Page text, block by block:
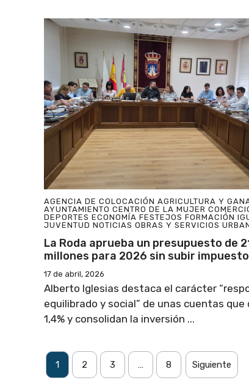
AGENCIA DE COLOCACIÓN AGRICULTURA Y
AYUNTAMIENTO CENTRO DE LA MUJER
DEPORTES ECONOMÍA FESTEJOS FORMACIÓN
JUVENTUD NOTICIAS OBRAS Y SERVICIOS
La Roda aprueba un presupuesto de
millones para 2026 sin subir
17 de abril, 2026
Alberto Iglesias destaca el carácter
equilibrado y social” de unas cuentas que
1,4% y consolidan la inversión ...
1 2 3 … 8 Siguiente